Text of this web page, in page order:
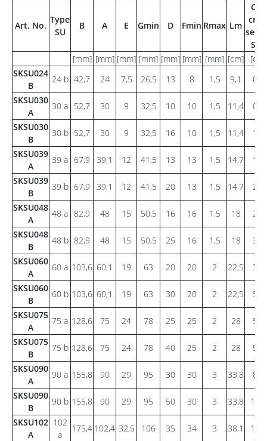
Art. No.
Type
SU
B A E Gmin D Fmin Rmax Lm
[mm] [mm] [mm] [mm] [mm] [mm] [mm] [cm]
SKSU024
B
24 b 42,7 24 7,5 26,5 13 8 1,5 9,1
SKSU030
A
30 a 52,7 30 9 32,5 10 10 1,5 11,4
SKSU030
B
30 b 52,7 30 9 32,5 16 10 1,5 11,4
SKSU039
A
39 a 67,9 39,1 12 41,5 13 13 1,5 14,7
SKSU039
B
39 b 67,9 39,1 12 41,5 20 13 1,5 14,7
SKSU048
A
48 a 82,9 48 15 50,5 16 16 1,5 18
SKSU048
B
48 b 82,9 48 15 50,5 25 16 1,5 18
SKSU060
A
60 a 103,6 60,1 19 63 20 20 2 22,5
SKSU060
B
60 b 103,6 60,1 19 63 30 20 2 22,5
SKSU075
A
75 a 128,6 75 24 78 25 25 2 28
SKSU075
B
75 b 128,6 75 24 78 40 25 2 28
SKSU090
A
90 a 155,8 90 29 95 30 30 3 33,8
SKSU090
B
90 b 155,8 90 29 95 50 30 3 33,8
SKSU102
A
102
a
175,4 102,4 32,5 106 35 34 3 38,1